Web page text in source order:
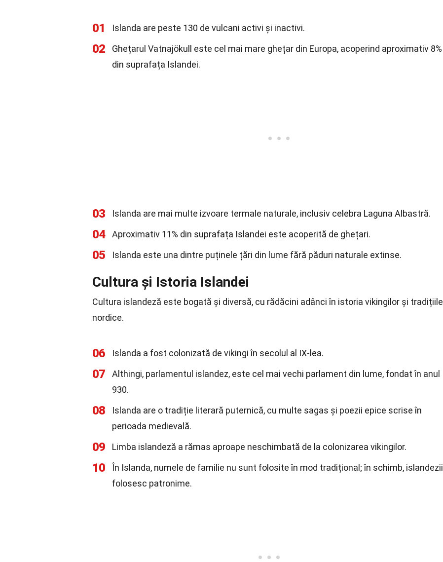
01 Islanda are peste 130 de vulcani activi și inactivi.
02
Ghețarul Vatnajökull este cel mai mare ghețar din Europa, acoperind aproximativ 8%
din suprafața Islandei.
03 Islanda are mai multe izvoare termale naturale, inclusiv celebra Laguna Albastră.
04 Aproximativ 11% din suprafața Islandei este acoperită de ghețari.
05 Islanda este una dintre puținele țări din lume fără păduri naturale extinse.
Cultura și Istoria Islandei
Cultura islandeză este bogată și diversă, cu rădăcini adânci în istoria vikingilor și tradițiile
nordice.
06 Islanda a fost colonizată de vikingi în secolul al IX-lea.
07
Althingi, parlamentul islandez, este cel mai vechi parlament din lume, fondat în anul
930.
08
Islanda are o tradiție literară puternică, cu multe sagas și poezii epice scrise în
perioada medievală.
09 Limba islandeză a rămas aproape neschimbată de la colonizarea vikingilor.
10
În Islanda, numele de familie nu sunt folosite în mod tradițional; în schimb, islandezii
folosesc patronime.